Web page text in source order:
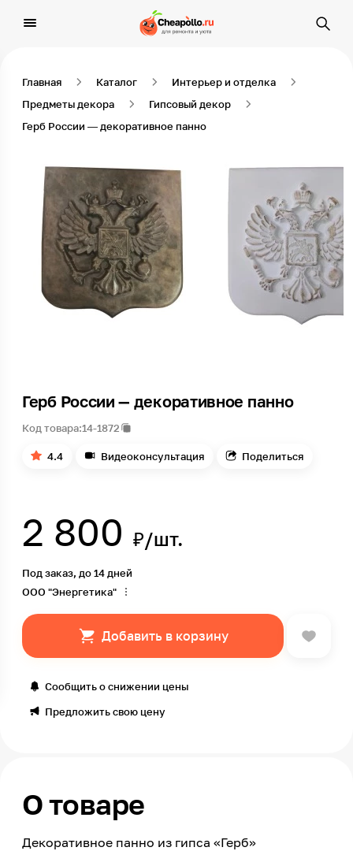
Главная Каталог
Интерьер и отделка
Предметы декора
Гипсовый декор
Герб России — декоративное панно
Герб России — декоративное панно
Код товара:14-1872
4.4 Видеоконсультация Поделиться
2 800 ₽/шт.
Под заказ, до 14 дней
ООО "Энергетика"
Добавить в корзину
Сообщить о снижении цены
Предложить свою цену
О товаре
Декоративное панно из гипса «Герб»